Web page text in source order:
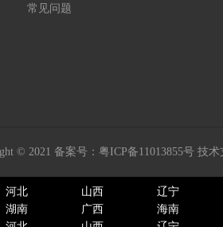
常见问题
© 2021 备案号： 粤ICP备11013855号 技术
河北 山西 辽宁
湖南 广西 海南